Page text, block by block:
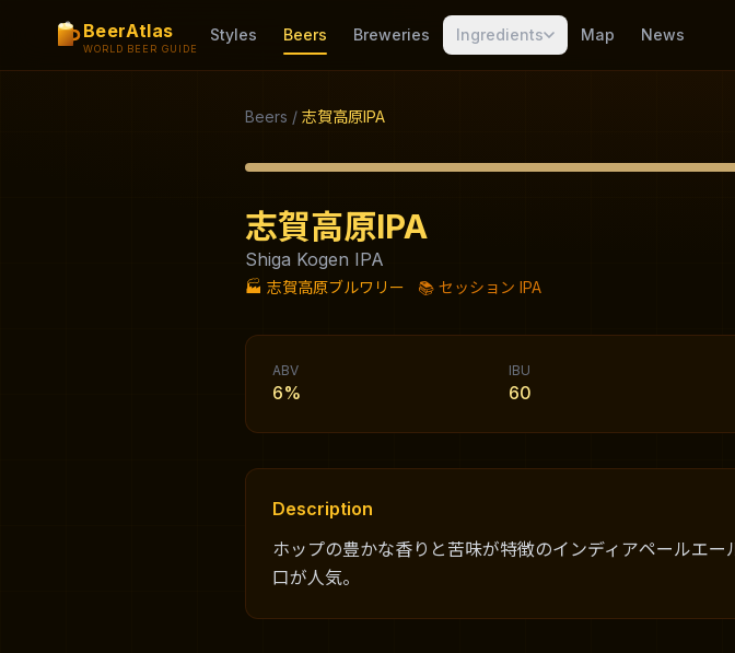
BeerAtlas
WORLD BEER GUIDE
Styles Beers Breweries Ingredients Map News
Beers / 志賀高原IPA
志賀高原IPA
Shiga Kogen IPA
🏭 志賀高原ブルワリー 📚 セッション IPA
ABV
6%
IBU
60
Description
ホップの豊かな香りと苦味が特徴のインディアペールエ
口が人気。